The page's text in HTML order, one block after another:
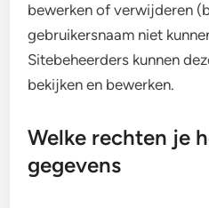
bewerken of verwijderen
gebruikersnaam niet
Sitebeheerders kunnen
bekijken en bewerken.
Welke rechten je
gegevens